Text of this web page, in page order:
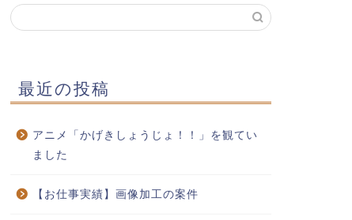
最近の投稿
アニメ「かげきしょうじょ！！」を観てい
ました
【お仕事実績】画像加工の案件